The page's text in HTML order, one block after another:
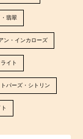
翡翠
ン・インカローズ
イト
パーズ・シトリン